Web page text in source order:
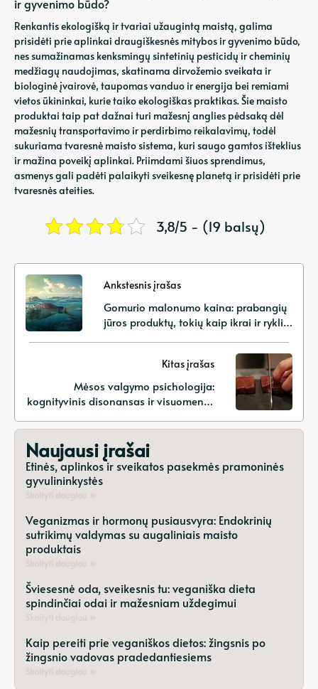
ir gyvenimo būdo?
Renkantis ekologišką ir tvariai užaugintą maistą, galima
prisidėti prie aplinkai draugiškesnės mitybos ir gyvenimo būdo,
nes sumažinamas kenksmingų sintetinių pesticidų ir cheminių
medžiagų naudojimas, skatinama dirvožemio sveikata ir
biologinė įvairovė, taupomas vanduo ir energija bei remiami
vietos ūkininkai, kurie taiko ekologiškas praktikas. Šie maisto
produktai taip pat dažnai turi mažesnį anglies pėdsaką dėl
mažesnių transportavimo ir perdirbimo reikalavimų, todėl
sukuriama tvaresnė maisto sistema, kuri saugo gamtos išteklius
ir mažina poveikį aplinkai. Priimdami šiuos sprendimus,
asmenys gali padėti palaikyti sveikesnę planetą ir prisidėti prie
tvaresnės ateities.
3,8/5 - (19 balsų)
Ankstesnis įrašas
Gomurio malonumo kaina: prabangių
jūros produktų, tokių kaip ikrai ir ryklių
Kitas įrašas
Mėsos valgymo psichologija:
kognityvinis disonansas ir visuomenės
Naujausi įrašai
Etinės, aplinkos ir sveikatos pasekmės pramoninės
gyvulininkystės
Veganizmas ir hormonų pusiausvyra: Endokrinių
sutrikimų valdymas su augaliniais maisto
produktais
Šviesesnė oda, sveikesnis tu: veganiška dieta
spindinčiai odai ir mažesniam uždegimui
Kaip pereiti prie veganiškos dietos: žingsnis po
žingsnio vadovas pradedantiesiems